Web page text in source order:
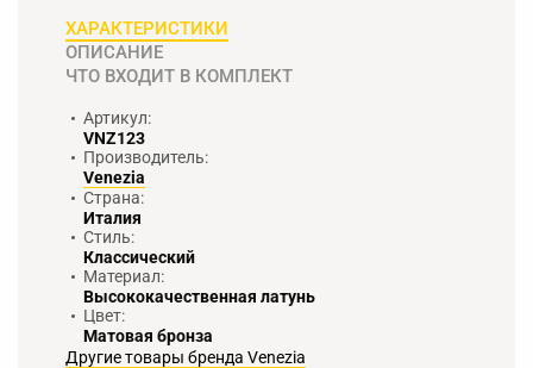
ХАРАКТЕРИСТИКИ
ОПИСАНИЕ
ЧТО ВХОДИТ В КОМПЛЕКТ
Артикул:
VNZ123
Производитель:
Venezia
Страна:
Италия
Стиль:
Классический
Материал:
Высококачественная латунь
Цвет:
Матовая бронза
Другие товары бренда Venezia